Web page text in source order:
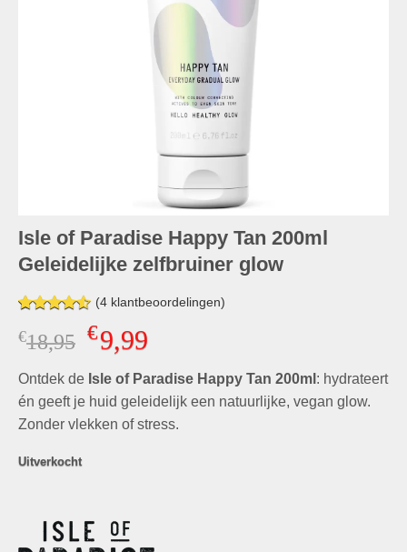
Isle of Paradise Happy Tan 200ml
Geleidelijke zelfbruiner glow
Gewaardeerd
4.50op 5
gebaseerd
waarderingen
(4klantbeoordelingen)
€18,95 Oorspronkelijke
prijs
was:
€18,95.
€9,99Huidige
is:
€9,99.
Ontdek de Isle of Paradise Happy Tan 200ml : hydrateert
én geeft je huid geleidelijk een natuurlijke, vegan glow.
Zonder vlekken of stress.
Uitverkocht